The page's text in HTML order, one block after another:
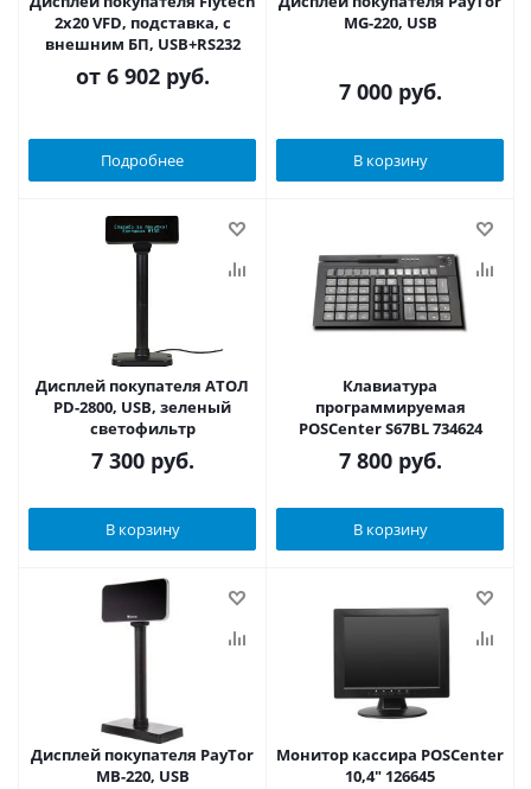
2x20 VFD, подставка, с
внешним БП, USB+RS232
от 6 902 руб.
Подробнее
MG-220, USB
7 000руб.
В корзину
Дисплей покупателя АТОЛ
PD-2800, USB, зеленый
светофильтр
7 300руб.
В корзину
Клавиатура
программируемая
POSCenter S67BL 734624
7 800руб.
В корзину
Дисплей покупателя PayTor
MB-220, USB
Монитор кассира POSCenter
10,4" 126645